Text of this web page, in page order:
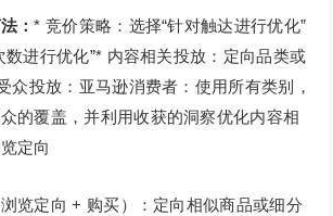
：* 竞价策略：选择“针对触达进行优化”
数进行优化”* 内容相关投放：定向品类或
众投放：亚马逊消费者：使用所有类别，
的覆盖，并利用收获的洞察优化内容相
定向
览定向 + 购买）：定向相似商品或细分